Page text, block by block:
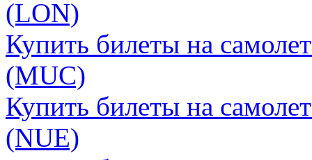
(LON)
Купить билеты на
(MUC)
Купить билеты на
(NUE)